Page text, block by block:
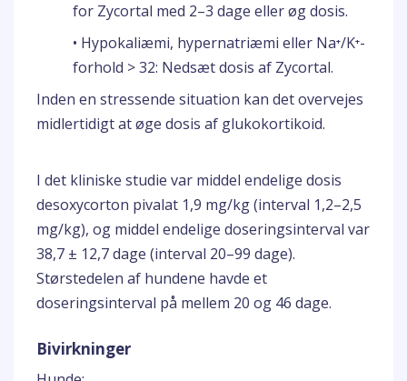
for Zycortal med 2–3 dage eller øg dosis.
• Hypokaliæmi, hypernatriæmi eller Na⁺/K⁺-
forhold > 32: Nedsæt dosis af Zycortal.
Inden en stressende situation kan det overvejes
midlertidigt at øge dosis af glukokortikoid.
I det kliniske studie var middel endelige dosis
desoxycorton pivalat 1,9 mg/kg (interval 1,2–2,5
mg/kg), og middel endelige doseringsinterval var
38,7 ± 12,7 dage (interval 20–99 dage).
Størstedelen af hundene havde et
doseringsinterval på mellem 20 og 46 dage.
Bivirkninger